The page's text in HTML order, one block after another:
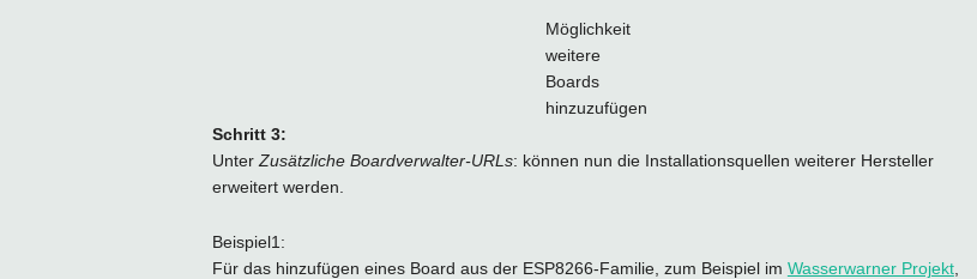
Möglichkeit
weitere
Boards
hinzuzufügen
Schritt 3:
Unter Zusätzliche Boardverwalter-URLs: können nun die Installationsquellen weiterer Hersteller
erweitert werden.
Beispiel1:
Für das hinzufügen eines Board aus der ESP8266-Familie, zum Beispiel im Wasserwarner Projekt,